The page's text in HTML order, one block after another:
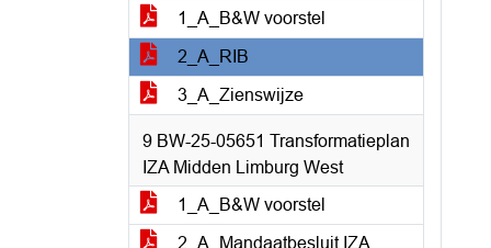
1_A_B&W voorstel
2_A_RIB
3_A_Zienswijze
9 BW-25-05651 Transformatieplan
IZA Midden Limburg West
1_A_B&W voorstel
2_A_Mandaatbesluit IZA